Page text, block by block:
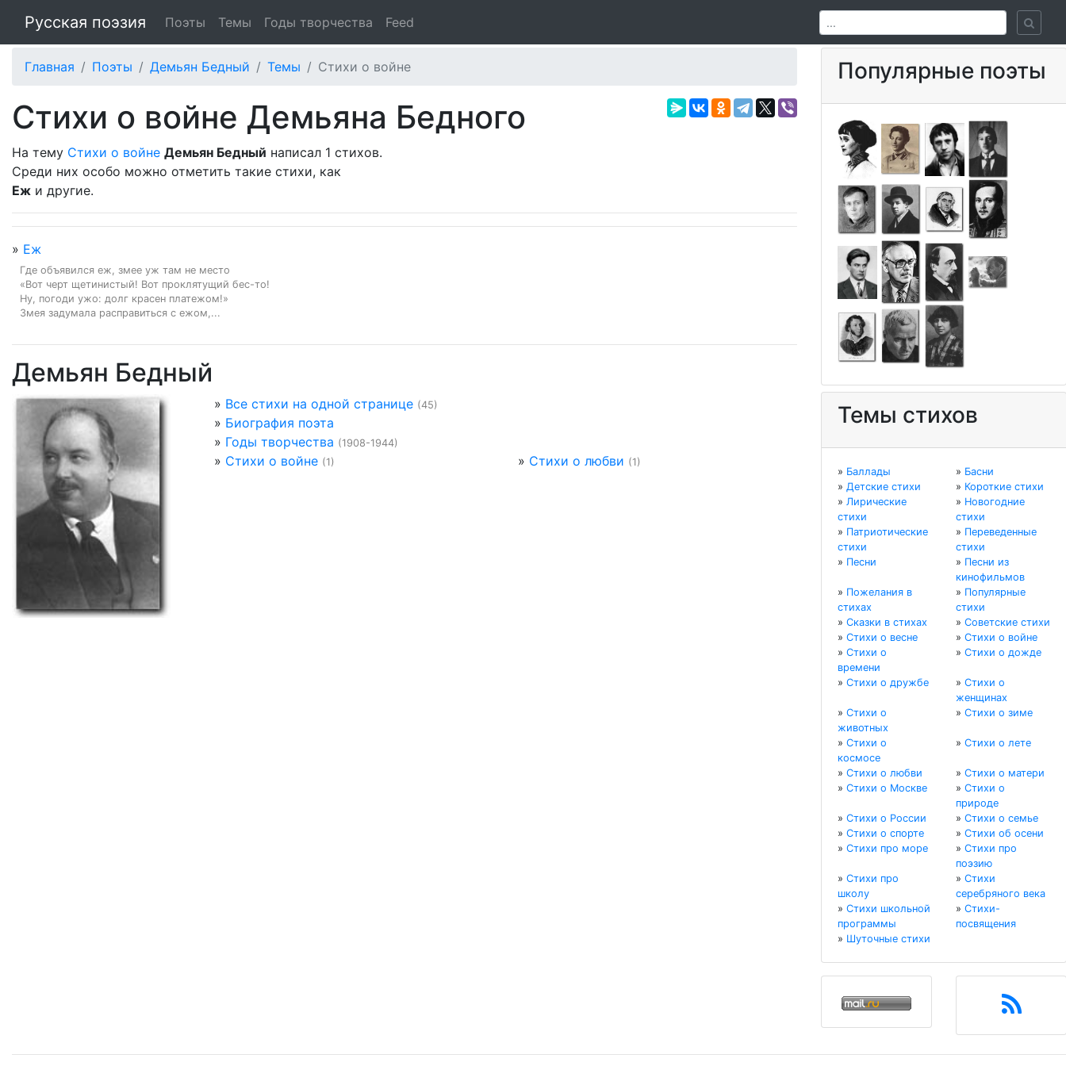
Русская поэзия Поэты Темы Годы творчества Feed
Главная Поэты Демьян Бедный Темы Стихи о войне
Стихи о войне Демьяна Бедного
На тему Стихи о войне Демьян Бедный написал 1 стихов.
Среди них особо можно отметить такие стихи, как
Еж и другие.
» Еж
Где объявился еж, змее уж там не место
«Вот черт щетинистый! Вот проклятущий бес-то!
Ну, погоди ужо: долг красен платежом!»
Змея задумала расправиться с ежом,...
Демьян Бедный
» Все стихи на одной странице (45)
» Биография поэта
» Годы творчества (1908-1944)
» Стихи о войне (1) » Стихи о любви (1)
Популярные поэты
Темы стихов
» Баллады » Басни
» Детские стихи » Короткие стихи
» Лирические
стихи
» Новогодние
стихи
» Патриотические
стихи
» Переведенные
стихи
» Песни » Песни из
кинофильмов
» Пожелания в
стихах
» Популярные
стихи
» Сказки в стихах » Советские стихи
» Стихи о весне » Стихи о войне
» Стихи о
времени
» Стихи о дожде
» Стихи о дружбе » Стихи о
женщинах
» Стихи о
животных
» Стихи о зиме
» Стихи о
космосе
» Стихи о лете
» Стихи о любви » Стихи о матери
» Стихи о Москве » Стихи о
природе
» Стихи о России » Стихи о семье
» Стихи о спорте » Стихи об осени
» Стихи про море » Стихи про
поэзию
» Стихи про
школу
» Стихи
серебряного века
» Стихи школьной
программы
» Стихи-
посвящения
» Шуточные стихи